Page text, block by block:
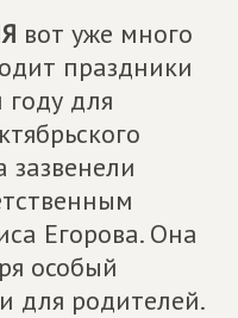
вот уже много
праздники
для
зазвенели
Егорова. Она
особый
для родителей.